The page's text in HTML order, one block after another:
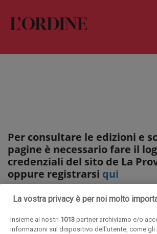
Per consultare le edizioni e
pagine è necessario fare il
credenziali del sito de La
oppure registrarsi qui
La vostra privacy è per noi molto
Insieme ai nostri 1013 partner archiviamo e/o
informazioni sul dispositivo dell'utente, come gli